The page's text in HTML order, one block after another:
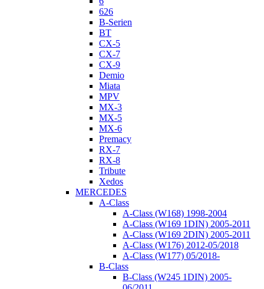
626
B-Serien
BT
CX-5
CX-7
CX-9
Demio
Miata
MPV
MX-3
MX-5
MX-6
Premacy
RX-7
RX-8
Tribute
Xedos
MERCEDES
A-Class
A-Class (W168) 1998-2004
A-Class (W169 1DIN) 2005-2011
A-Class (W169 2DIN) 2005-2011
A-Class (W176) 2012-05/2018
A-Class (W177) 05/2018-
B-Class
B-Class (W245 1DIN) 2005-